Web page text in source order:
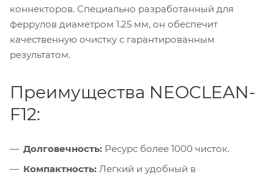
коннекторов. Специально разработанный для
феррулов диаметром 1.25 мм, он обеспечит
качественную очистку с гарантированным
результатом.
Преимущества NEOCLEAN-
F12:
Долговечность: Ресурс более 1000 чисток.
Компактность: Легкий и удобный в